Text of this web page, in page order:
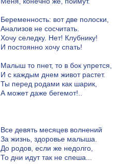
Беременность: вот две полоски,
Анализов не сосчитать.
Хочу селедку. Нет! Клубнику!
И постоянно хочу спать!
Малыш то пнет, то в бок упрется,
И с каждым днем живот растет.
Ты перед родами как шарик,
А может даже бегемот!..
Все девять месяцев волнений
За жизнь, здоровье малыша.
До родов, если же недолго,
То дни идут так не спеша...